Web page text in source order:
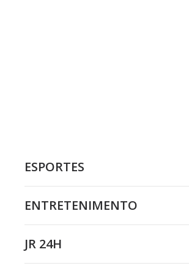
ESPORTES
ENTRETENIMENTO
JR 24H